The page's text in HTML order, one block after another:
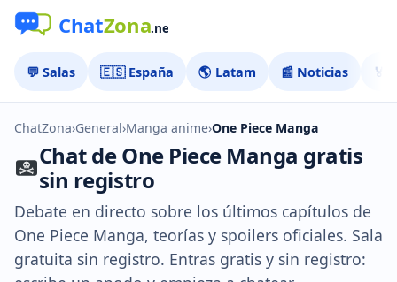
💬 Salas 🇪🇸 España 🌎 Latam 📰 Noticias 🏅
ChatZona›General›Manga anime›One Piece Manga
Chat de One Piece Manga gratis
sin registro
Debate en directo sobre los últimos capítulos de
One Piece Manga, teorías y spoilers oficiales. Sala
gratuita sin registro. Entras gratis y sin registro: